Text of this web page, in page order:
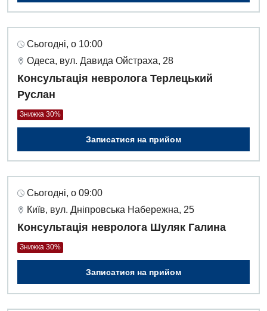
Сьогодні, о 10:00
Одеса, вул. Давида Ойстраха, 28
Консультація невролога Терлецький
Руслан
Знижка 30%
Записатися на прийом
Сьогодні, о 09:00
Київ, вул. Дніпровська Набережна, 25
Консультація невролога Шуляк Галина
Знижка 30%
Записатися на прийом